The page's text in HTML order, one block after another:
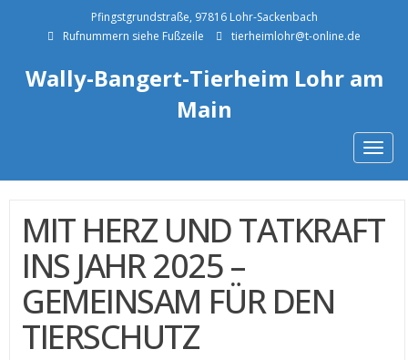
Pfingstgrundstraße, 97816 Lohr-Sackenbach
Rufnummern siehe Fußzeile
tierheimlohr@t-online.de
Wally-Bangert-Tierheim Lohr am
Main
MIT HERZ UND TATKRAFT
INS JAHR 2025 –
GEMEINSAM FÜR DEN
TIERSCHUTZ